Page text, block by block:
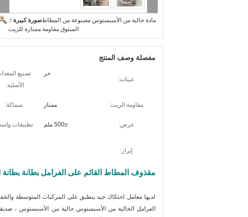
صورة كبيرة :مادة خالية من الأسبستوس مصنوعة من المطاط
المبثوق مقاومة ممتازة للزيت
مفصلة وصف المنتج
عينات:
حر
تصنيع
الأصلية:
مقاومة الزيت: ممتاز سماكة:
عرض: ≤500 ملم تطبيقات
إبراز:
مقذوف المطاط القائم على الفرامل بطانة
لديها معامل احتكاك جيد ينطبق على المركبات المتوسطة
الفرامل الخالية من الأسبستوس خالية من الأسبستوس ،